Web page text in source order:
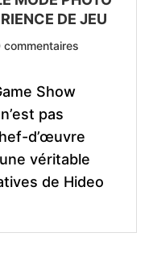
DE JEU
commentaires
Show
pas
d’œuvre
véritable
de Hideo